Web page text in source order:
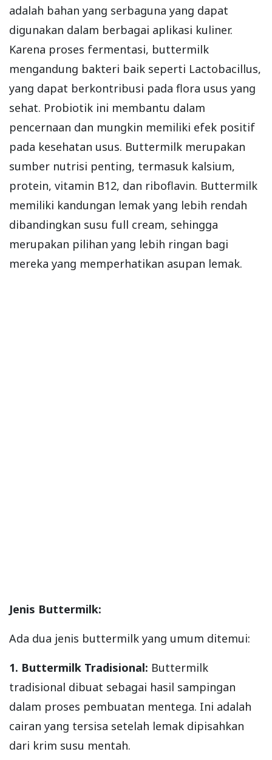
adalah bahan yang serbaguna yang dapat
digunakan dalam berbagai aplikasi kuliner.
Karena proses fermentasi, buttermilk
mengandung bakteri baik seperti Lactobacillus,
yang dapat berkontribusi pada flora usus yang
sehat. Probiotik ini membantu dalam
pencernaan dan mungkin memiliki efek positif
pada kesehatan usus. Buttermilk merupakan
sumber nutrisi penting, termasuk kalsium,
protein, vitamin B12, dan riboflavin. Buttermilk
memiliki kandungan lemak yang lebih rendah
dibandingkan susu full cream, sehingga
merupakan pilihan yang lebih ringan bagi
mereka yang memperhatikan asupan lemak.
Jenis Buttermilk:
Ada dua jenis buttermilk yang umum ditemui:
1. Buttermilk Tradisional: Buttermilk
tradisional dibuat sebagai hasil sampingan
dalam proses pembuatan mentega. Ini adalah
cairan yang tersisa setelah lemak dipisahkan
dari krim susu mentah.